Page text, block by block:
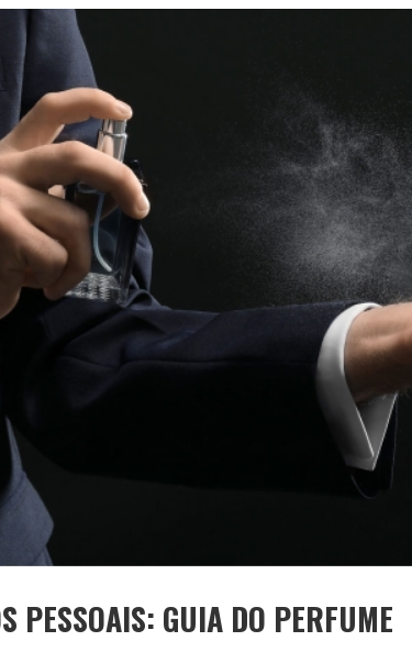
ONDE TUDO RECOMEÇA
NICHOLLAS MARSHELL: ENTRE ALGORITMOS E PROPÓSITO
DE JOÃO VICTOR GONÇALVES COM SEU MAU MAU EM
DICAS DO QUE ASSISTIR NO STREAMING
PESSOAIS: GUIA DO PERFUME